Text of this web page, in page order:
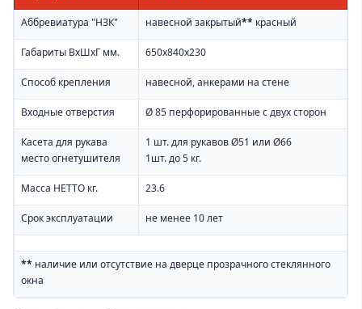
Аббревиатура "НЗК" навесной закрытый** красный
Габариты ВхШхГ мм. 650х840х230
Способ крепления навесной, анкерами на стене
Входные отверстия Ø 85 перфорированные с двух сторон
Касета для рукава
место огнетушителя
1 шт. для рукавов Ø51 или Ø66
1шт. до 5 кг.
Масса НЕТТО кг. 23.6
Срок эксплуатации не менее 10 лет
** наличие или отсутствие на дверце прозрачного стеклянного
окна